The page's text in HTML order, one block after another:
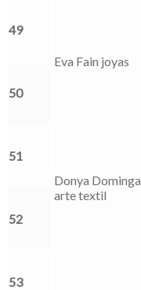
49
Eva Fain joyas
50
51
Donya Dominga
arte textil
52
53